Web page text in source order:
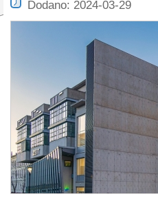
Dodano: 2024-03-29